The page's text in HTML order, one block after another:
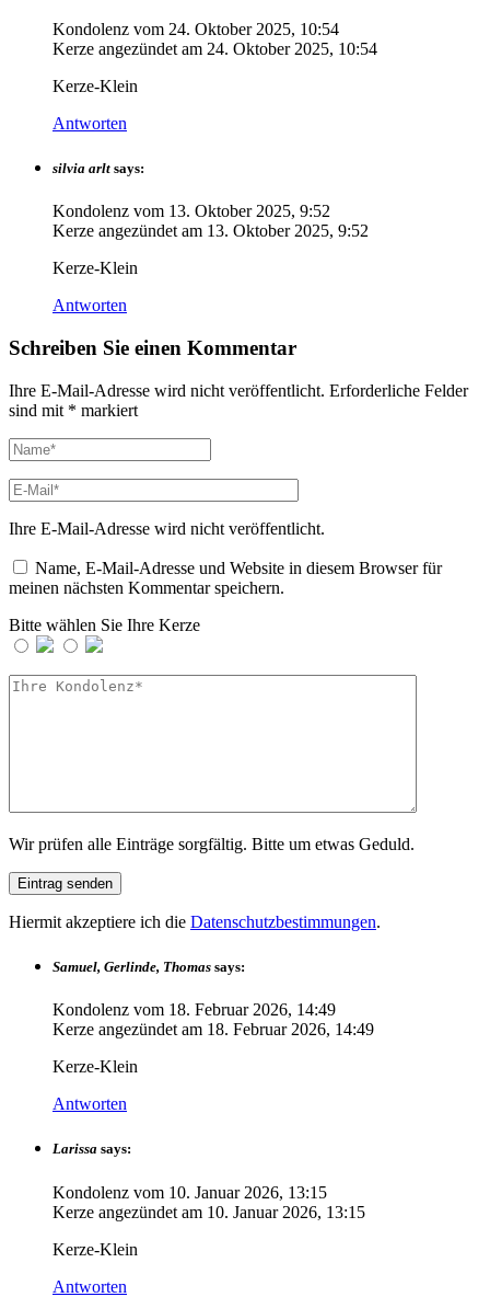
Kondolenz vom 24. Oktober 2025, 10:54
Kerze angezündet am 24. Oktober 2025, 10:54
Kerze-Klein
Antworten
silvia arlt says:
Kondolenz vom 13. Oktober 2025, 9:52
Kerze angezündet am 13. Oktober 2025, 9:52
Kerze-Klein
Antworten
Schreiben Sie einen Kommentar
Ihre E-Mail-Adresse wird nicht veröffentlicht. Erforderliche Felder
sind mit * markiert
Ihre E-Mail-Adresse wird nicht veröffentlicht.
Name, E-Mail-Adresse und Website in diesem Browser für
meinen nächsten Kommentar speichern.
Bitte wählen Sie Ihre Kerze
Wir prüfen alle Einträge sorgfältig. Bitte um etwas Geduld.
Hiermit akzeptiere ich die Datenschutzbestimmungen.
Samuel, Gerlinde, Thomas says:
Kondolenz vom 18. Februar 2026, 14:49
Kerze angezündet am 18. Februar 2026, 14:49
Kerze-Klein
Antworten
Larissa says:
Kondolenz vom 10. Januar 2026, 13:15
Kerze angezündet am 10. Januar 2026, 13:15
Kerze-Klein
Antworten